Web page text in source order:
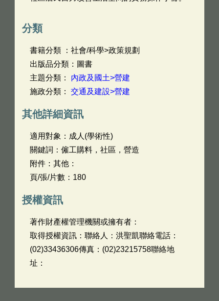
分類
書籍分類 ：社會/科學>政策規劃
出版品分類：圖書
主題分類： 內政及國土>營建
施政分類： 交通及建設>營建
其他詳細資訊
適用對象：成人(學術性)
關鍵詞：僱工購料，社區，營造
附件：其他：
頁/張/片數：180
授權資訊
著作財產權管理機關或擁有者：
取得授權資訊：聯絡人：洪聖凱聯絡電話：
(02)33436306傳真：(02)23215758聯絡地
址：